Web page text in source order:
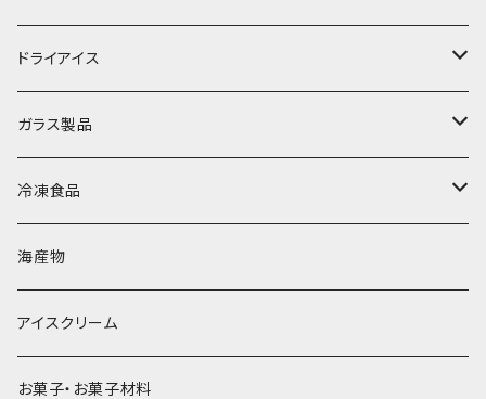
丸氷
直径70mm
直径65mm
角氷
砕氷
氷河の氷
氷アイテム
かき氷シロップ
無果汁1.8Lパック
無果汁1Lパック
かき氷機・かき氷器
かき氷カップ
発泡スチロール無地-使い捨て
発泡スチロールプリント柄
かき氷スプーン・スプーンストロー
プラスチック・スプーン
プラスチック・スプーンストロー
コンデンスミルク・練乳・あんこ
かき氷セット
ドライアイス
ドライアイス3ｋｇ
ドライアイス4ｋｇ
ドライアイス5ｋｇ
ドライアイス8ｋｇ
ドライアイス10ｋｇ
ガラス製品
オンザロック・グラス
ビール・グラス
タンブラー
かき氷器
冷凍食品
肉まん・あんまん
パスタ・スパゲッティ
惣菜
海産物
アイスクリーム
お菓子・お菓子材料